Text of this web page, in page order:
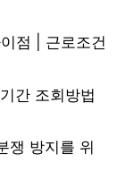
점 | 근로조건
간 조회방법
쟁 방지를 위